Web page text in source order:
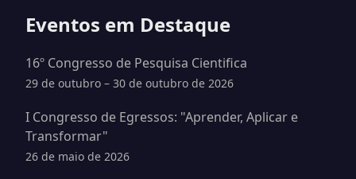
Eventos em Destaque
16º Congresso de Pesquisa Cientifica
29 de outubro – 30 de outubro de 2026
I Congresso de Egressos: "Aprender, Aplicar e
Transformar"
26 de maio de 2026